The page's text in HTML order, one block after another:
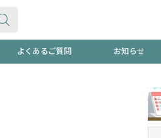
極冷メントールで、夏の頭皮
よくあるご質問 お知らせ